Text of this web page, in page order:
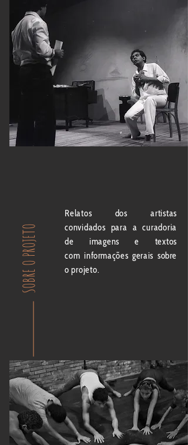
Relatos dos artistas
convidados para a curadoria
de imagens e textos
cominformações gerais sobre
o projeto.
SOBRE O PROJETO